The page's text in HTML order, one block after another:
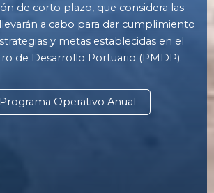
de corto plazo, que considera las
a cabo para dar cumplimiento
y metas establecidas en el
de Desarrollo Portuario (PMDP).
Programa Operativo Anual